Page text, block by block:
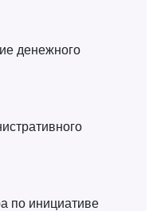
денежного
по инициативе